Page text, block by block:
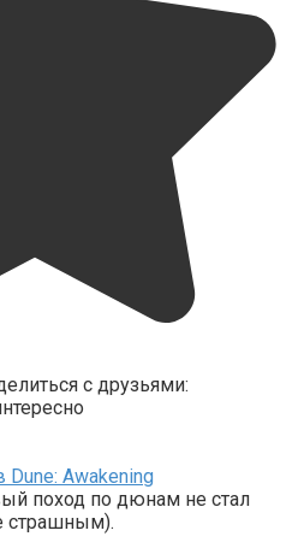
с друзьями:
Awakening
поход по дюнам не стал
страшным).